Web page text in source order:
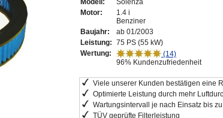
Motor:
1.4 i
Benziner
Baujahr:
ab 01/2003
Leistung: 75 PS (55 kW)
Wertung:
(14)
96% Kundenzufriedenheit
Viele unserer Kunden bestätigen eine
Optimierte Leistung durch mehr
Wartungsintervall je nach Einsatz bis
TÜV geprüfte Filterleistung